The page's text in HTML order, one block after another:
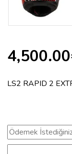
LS2 RAPID 2